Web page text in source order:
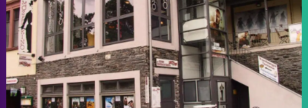
Datenschutzeinstellungen